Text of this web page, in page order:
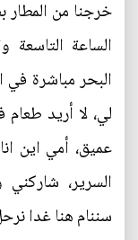
خرجنا من
الساعة
البحر مباشرة في
لي، لا أريد
عميق، أمي اين
السرير،
سننام هنا غدا